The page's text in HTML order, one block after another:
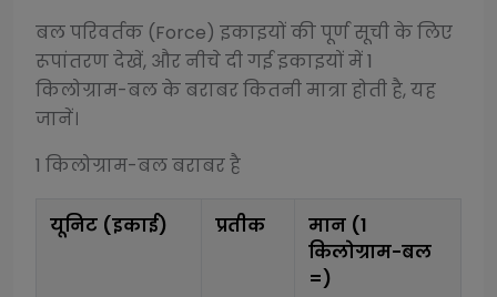
बल परिवर्तक (Force) इकाइयों की पूर्ण सूची के लिए
रूपांतरण देखें, और नीचे दी गई इकाइयों में 1
किलोग्राम-बलके बराबर कितनी मात्रा होती है, यह
जानें।
1 किलोग्राम-बलबराबर है
यूनिट (इकाई) प्रतीक
मान (1
किलोग्राम-बल
=)